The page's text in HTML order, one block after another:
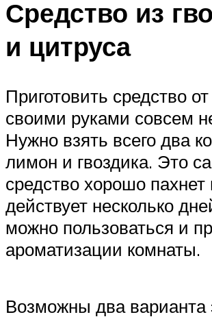
Средство из
и цитруса
Приготовить средство
своими руками совсем
Нужно взять всего два
лимон и гвоздика. Это
средство хорошо пахнет
действует несколько
можно пользоваться и
ароматизации комнаты.
Возможны два варианта